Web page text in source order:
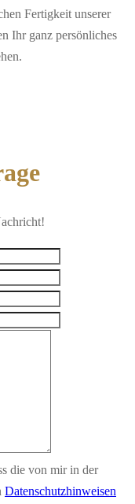
Fertigkeit unserer
Ihr ganz persönliches
die von mir in der
Datenschutzhinweisen